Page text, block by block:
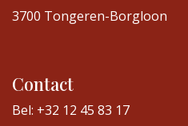
3700 Tongeren-Borgloon
Contact
Bel: +32 12 45 83 17